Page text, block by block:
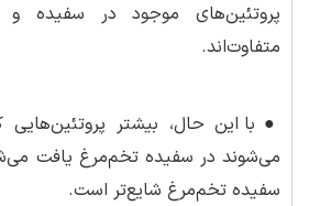
پروتئین‌های موجود در سفیده
متفاوت‌اند.
● با این حال، بیشتر پروتئین‌هایی
می‌شوند در سفیده تخم‌مرغ یافت
سفیده تخم‌مرغ شایع‌تر است.